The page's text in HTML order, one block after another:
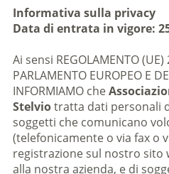
Informativa sulla privacy
Data di entrata in vigore:
Ai sensi REGOLAMENTO
PARLAMENTO EUROPEO E
INFORMIAMO che
Stelviotratta dati personali
soggetti che comunicano
(telefonicamente o via fax o
registrazione sul nostro sito
alla nostra azienda, e di